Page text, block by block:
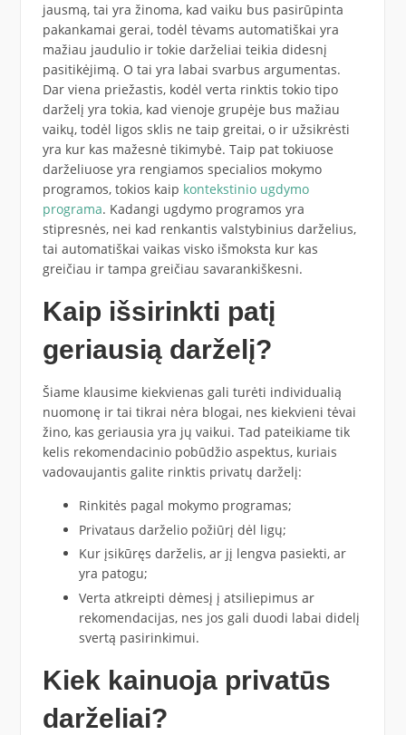
jausmą, tai yra žinoma, kad vaiku bus pasirūpinta
pakankamai gerai, todėl tėvams automatiškai yra
mažiau jaudulio ir tokie darželiai teikia didesnį
pasitikėjimą. O tai yra labai svarbus argumentas.
Dar viena priežastis, kodėl verta rinktis tokio tipo
darželį yra tokia, kad vienoje grupėje bus mažiau
vaikų, todėl ligos sklis ne taip greitai, o ir užsikrėsti
yra kur kas mažesnė tikimybė. Taip pat tokiuose
darželiuose yra rengiamos specialios mokymo
programos, tokios kaip kontekstinio ugdymo
programa. Kadangi ugdymo programos yra
stipresnės, nei kad renkantis valstybinius darželius,
tai automatiškai vaikas visko išmoksta kur kas
greičiau ir tampa greičiau savarankiškesni.
Kaip išsirinkti patį
geriausią darželį?
Šiame klausime kiekvienas gali turėti individualią
nuomonę ir tai tikrai nėra blogai, nes kiekvieni tėvai
žino, kas geriausia yra jų vaikui. Tad pateikiame tik
kelis rekomendacinio pobūdžio aspektus, kuriais
vadovaujantis galite rinktis privatų darželį:
Rinkitės pagal mokymo programas;
Privataus darželio požiūrį dėl ligų;
Kur įsikūręs darželis, ar jį lengva pasiekti, ar
yra patogu;
Verta atkreipti dėmesį į atsiliepimus ar
rekomendacijas, nes jos gali duodi labai didelį
svertą pasirinkimui.
Kiek kainuoja privatūs
darželiai?